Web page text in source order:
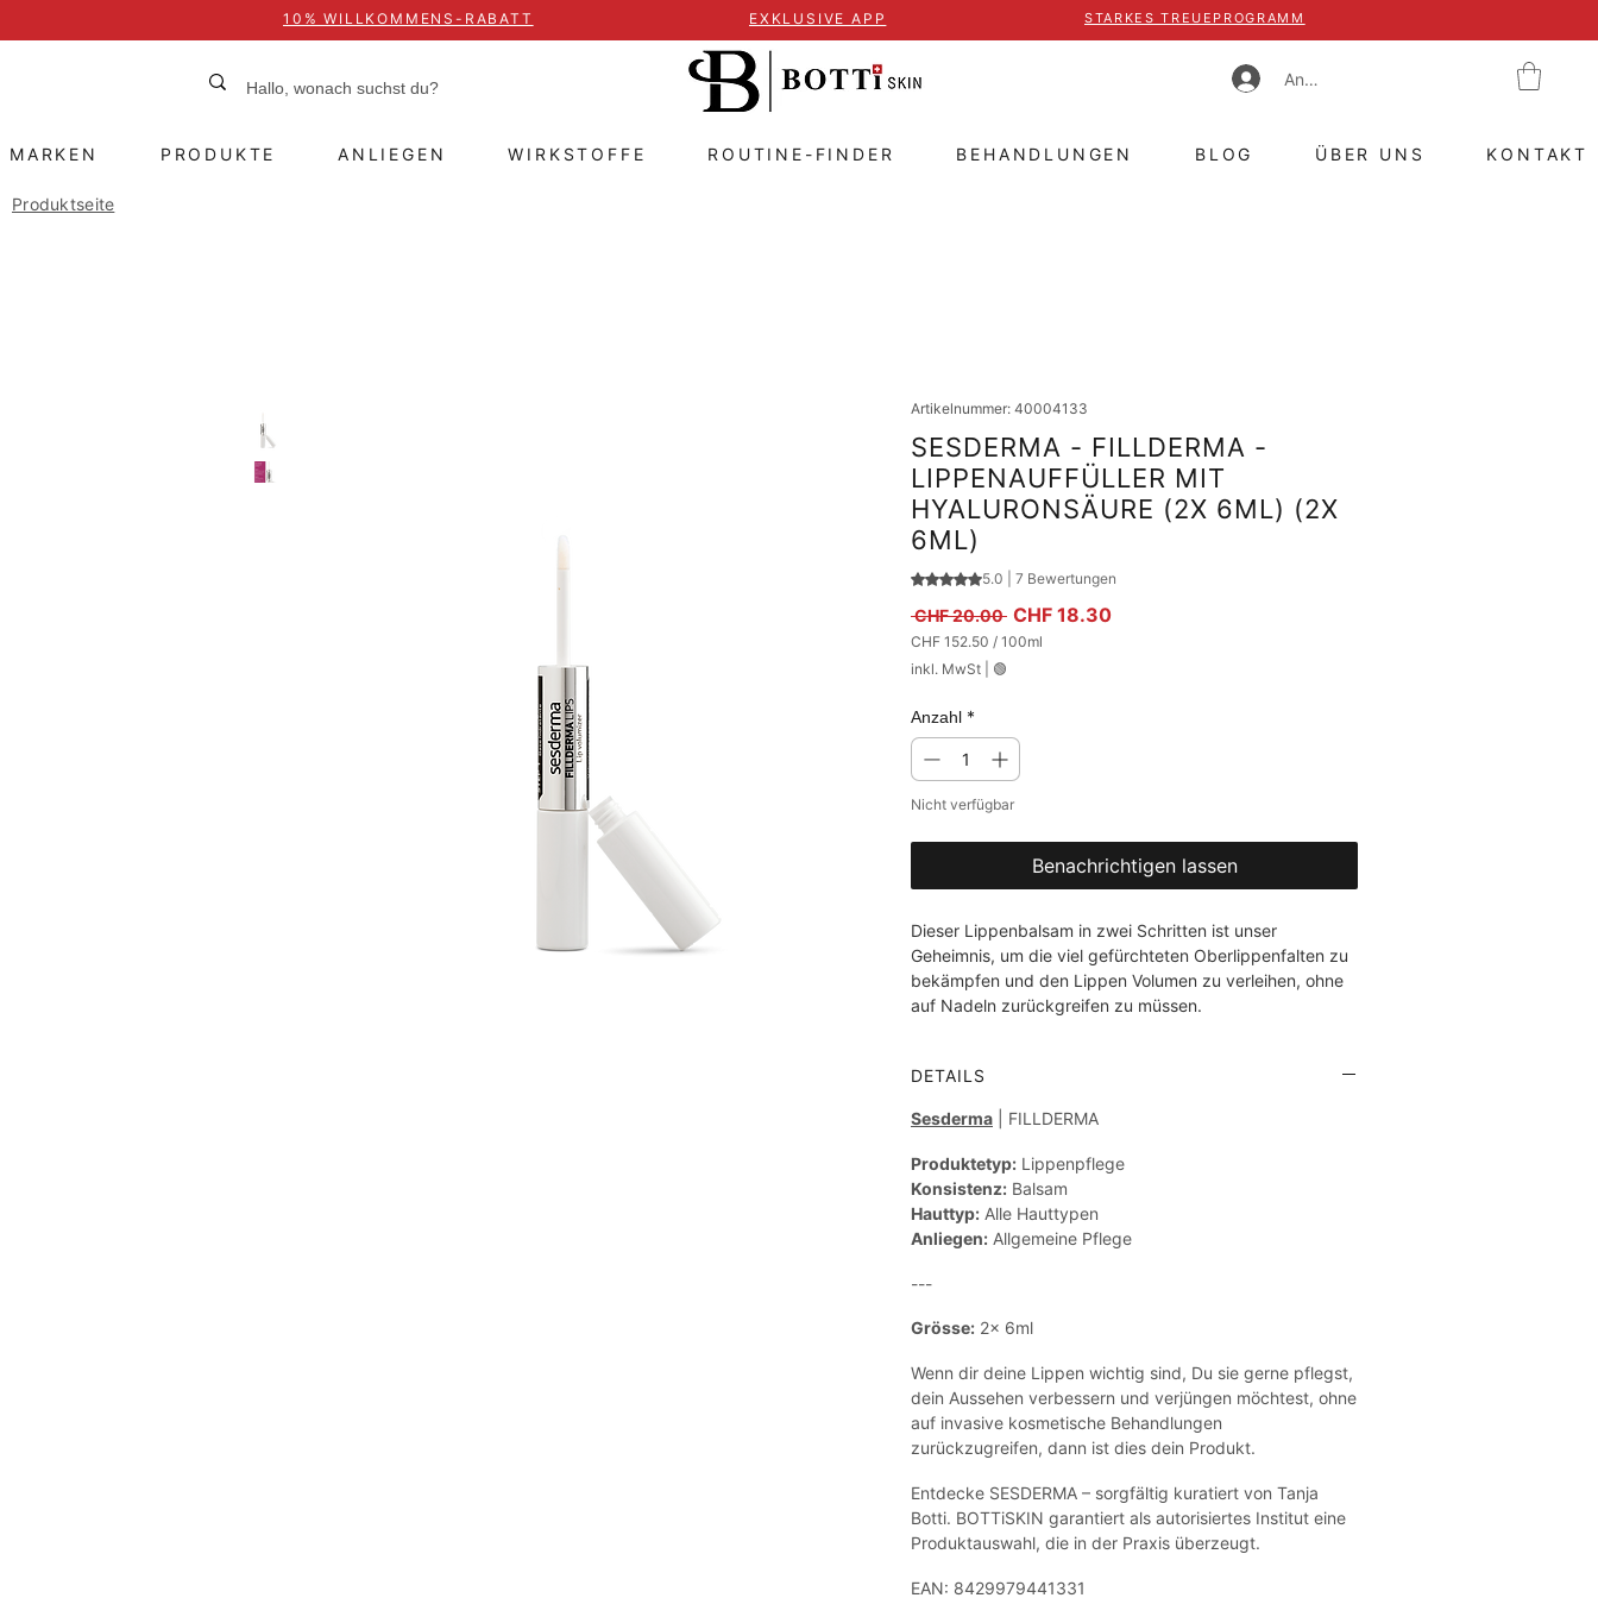
Anmelden
10% WILLKOMMENS-RABATT EXKLUSIVE APP STARKES TREUEPROGRAMM
MARKEN PRODUKTE ANLIEGEN WIRKSTOFFE ROUTINE-FINDER BEHANDLUNGEN BLOG ÜBER UNS KONTAKT
Produktseite
Artikelnummer: 40004133
SESDERMA - FILLDERMA -
LIPPENAUFFÜLLER MIT
HYALURONSÄURE (2X 6ML) (2X
6ML)
Das Rating beträgt 5.0 von fünf Sternen, basierend auf 7 Bewertungen.
5.0 | 7 Bewertungen
CHF 20.00 Standardpreis
CHF 18.30Sale-Preis
CHF 152.50 / 100ml
CHF 152.50
pro
Milliliter
inkl. MwSt 🟢
Anzahl *
Nicht verfügbar
Benachrichtigen lassen
Dieser Lippenbalsam in zwei Schritten ist unser
Geheimnis, um die viel gefürchteten Oberlippenfalten zu
bekämpfen und den Lippen Volumen zu verleihen, ohne
auf Nadeln zurückgreifen zu müssen.
DETAILS
Sesderma | FILLDERMA
Produktetyp: Lippenpflege
Konsistenz: Balsam
Hauttyp: Alle Hauttypen
Anliegen: Allgemeine Pflege
---
Grösse: 2x 6ml
Wenn dir deine Lippen wichtig sind, Du sie gerne pflegst,
dein Aussehen verbessern und verjüngen möchtest, ohne
auf invasive kosmetische Behandlungen
zurückzugreifen, dann ist dies dein Produkt.
Entdecke SESDERMA – sorgfältig kuratiert von Tanja
Botti. BOTTiSKIN garantiert als autorisiertes Institut eine
Produktauswahl, die in der Praxis überzeugt.
EAN: 8429979441331